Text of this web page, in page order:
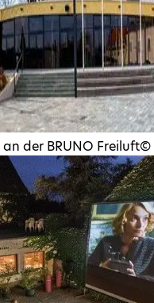
der BRUNO Freiluft©